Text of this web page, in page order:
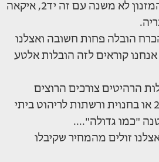
שרות המלא להרכבת המזנון לא משנה עם זה יד2, איקאה
הובלה פחות חשובה ואצלנו
קוראים לזה הובלות אלטע
הרהיטים צורכים הרוצים
"כמו גדולה"....
זולים מהמחיר שקיבלו